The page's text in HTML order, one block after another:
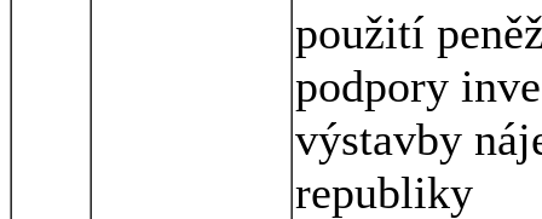
použití
podpory
výstavby
republiky